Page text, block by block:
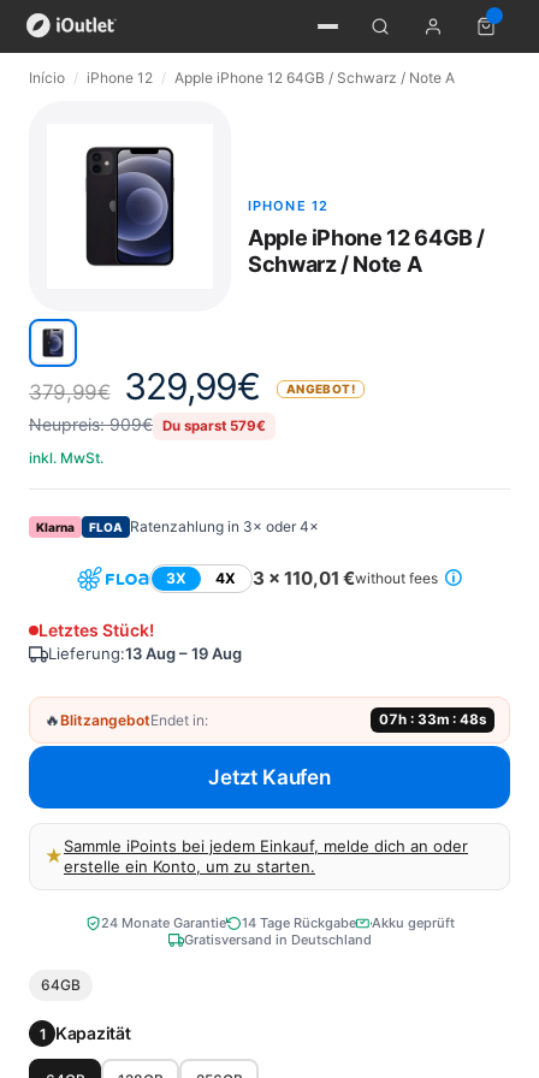
Início / iPhone 12 / Apple iPhone 12 64GB / Schwarz / Note A
IPHONE 12
Apple iPhone 12 64GB /
Schwarz / Note A
379,99€ 329,99€ ANGEBOT!
Neupreis: 909€ Du sparst 579€
inkl. MwSt.
Klarna FLOA Ratenzahlung in 3× oder 4×
3X 4X 3 x 110,01 €without fees
Letztes Stück!
Lieferung:13 Aug – 19 Aug
🔥BlitzangebotEndet in: 07h : 33m : 48s
Jetzt Kaufen
★Sammle iPoints bei jedem Einkauf, melde dich an oder
erstelle ein Konto, um zu starten.
24 Monate Garantie 14 Tage Rückgabe
Akku geprüft
Gratisversand in Deutschland
64GB
1 Kapazität